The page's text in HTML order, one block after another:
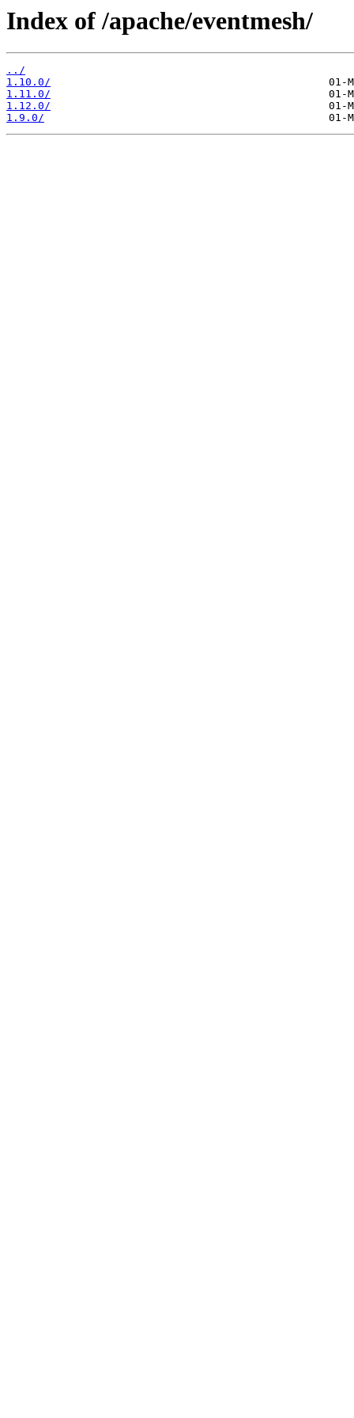
Index of /apache/eventmesh/
../
1.10.0/
1.11.0/
1.12.0/
1.9.0/